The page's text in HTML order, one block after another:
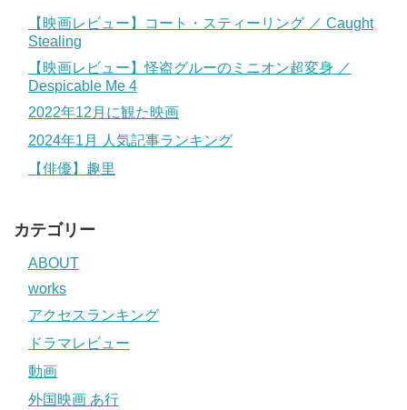
【映画レビュー】コート・スティーリング ／ Caught
Stealing
【映画レビュー】怪盗グルーのミニオン超変身 ／
Despicable Me 4
2022年12月に観た映画
2024年1月 人気記事ランキング
【俳優】趣里
カテゴリー
ABOUT
works
アクセスランキング
ドラマレビュー
動画
外国映画 あ行